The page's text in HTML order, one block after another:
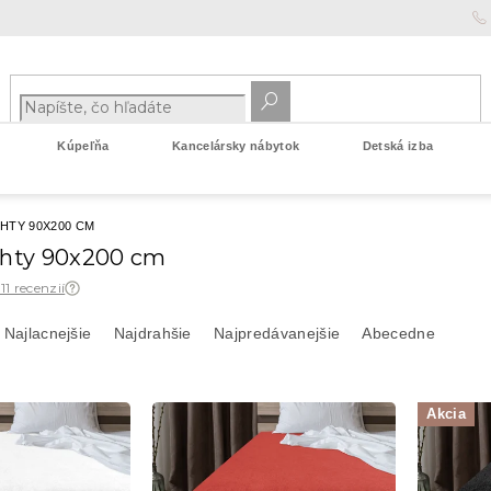
Kúpeľňa Kancelársky nábytok Detská izba
90X200 CM
90x200 cm
recenzií
Najlacnejšie Najdrahšie Najpredávanejšie Abecedne
Akcia